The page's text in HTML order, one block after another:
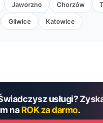
Jaworzno Chorzów
Gliwice Katowice
usługi?
naROK za darmo.